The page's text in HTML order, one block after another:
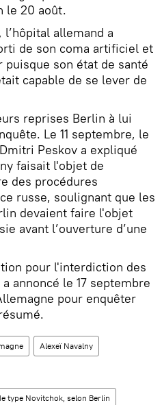
le 20 août.
allemand a
de son coma artificiel et
son état de santé
capable de se lever de
reprises Berlin à lui
Le 11 septembre, le
Peskov a expliqué
faisait l'objet de
des procédures
russe, soulignant que les
devaient faire l'objet
avant l’ouverture d’une
pour l'interdiction des
annoncé le 17 septembre
pour enquêter
Alexeï Navalny
type Novitchok, selon Berlin